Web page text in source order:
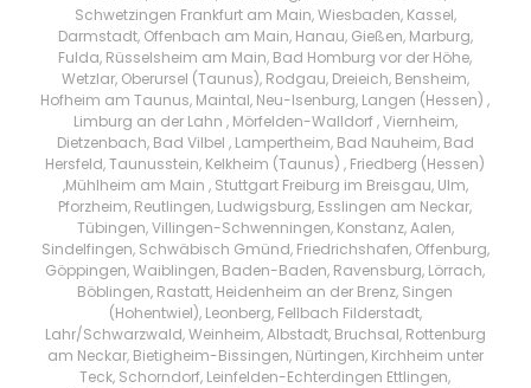
Schwetzingen Frankfurt am Main, Wiesbaden, Kassel,
Darmstadt, Offenbach am Main, Hanau, Gießen, Marburg,
Fulda, Rüsselsheim am Main, Bad Homburg vor der Höhe,
Wetzlar, Oberursel (Taunus), Rodgau, Dreieich, Bensheim,
Hofheim am Taunus, Maintal, Neu-Isenburg, Langen (Hessen) ,
Limburg an der Lahn , Mörfelden-Walldorf , Viernheim,
Dietzenbach, Bad Vilbel , Lampertheim, Bad Nauheim, Bad
Hersfeld, Taunusstein, Kelkheim (Taunus) , Friedberg (Hessen)
,Mühlheim am Main , Stuttgart Freiburg im Breisgau, Ulm,
Pforzheim, Reutlingen, Ludwigsburg, Esslingen am Neckar,
Tübingen, Villingen-Schwenningen, Konstanz, Aalen,
Sindelfingen, Schwäbisch Gmünd, Friedrichshafen, Offenburg,
Göppingen, Waiblingen, Baden-Baden, Ravensburg, Lörrach,
Böblingen, Rastatt, Heidenheim an der Brenz, Singen
(Hohentwiel), Leonberg, Fellbach Filderstadt,
Lahr/Schwarzwald, Weinheim, Albstadt, Bruchsal, Rottenburg
am Neckar, Bietigheim-Bissingen, Nürtingen, Kirchheim unter
Teck, Schorndorf, Leinfelden-Echterdingen Ettlingen,